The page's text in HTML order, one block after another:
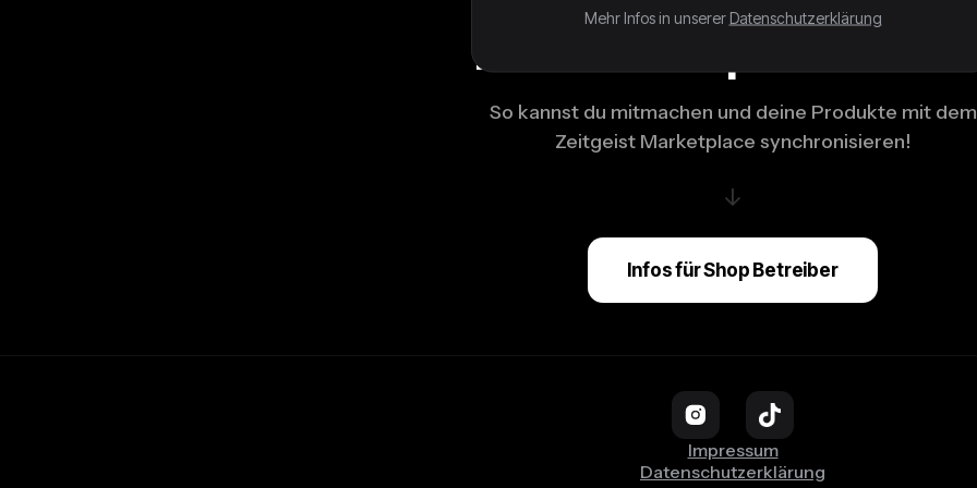
Du bist Shop
So kannst du mitmachen und deine Produkte mit dem
Zeitgeist Marketplace synchronisieren!
↓
Infos für Shop Betreiber
Impressum
Datenschutzerklärung
Mehr Infos in unserer Datenschutzerklärung